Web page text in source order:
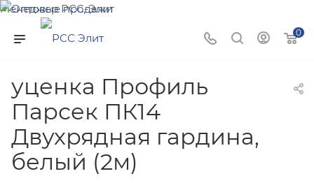
Менеджер РСС-Элит
Напишите нам и мы поможем подобрать товар именно
для Вас!
0
уценка Профиль
Парсек ПК14
Двухрядная гардина,
белый (2м)